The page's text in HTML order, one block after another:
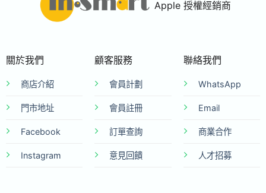
Apple 授權經銷商
關於我們
商店介紹
門市地址
Facebook
Instagram
顧客服務
會員計劃
會員註冊
訂單查詢
意見回饋
聯絡我們
WhatsApp
Email
商業合作
人才招募